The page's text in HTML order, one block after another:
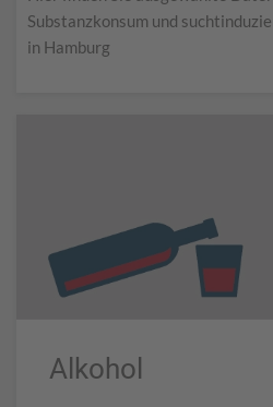
Substanzkonsum und
in Hamburg
Alkohol